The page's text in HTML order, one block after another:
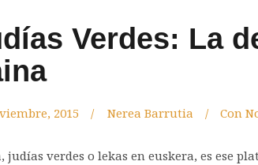
Verdes: La
2015 Nerea Barrutia Con
judías verdes o lekas en euskera, es ese